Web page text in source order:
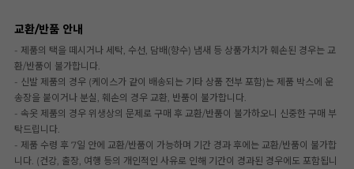
교환/반품 안내
- 제품의 택을 떼시거나 세탁, 수선, 담배(향수) 냄새 등 상품가치가 훼손된 경우는 교
환/반품이 불가합니다.
- 신발 제품의 경우 (케이스가 같이 배송되는 기타 상품 전부 포함)는 제품 박스에 운
송장을 붙이거나 분실, 훼손의 경우 교환, 반품이 불가합니다.
- 속옷 제품의 경우 위생상의 문제로 구매 후 교환/반품이 불가하오니 신중한 구매 부
탁드립니다.
- 제품 수령 후 7일 안에 교환/반품이 가능하며 기간 경과 후에는 교환/반품이 불가합
니다. (건강, 출장, 여행 등의 개인적인 사유로 인해 기간이 경과된 경우에도 포함됩니